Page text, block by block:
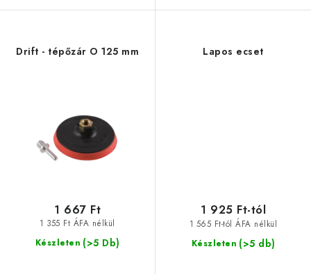
Drift - tépőzár O 125 mm
Készleten (>5 Db)
1 355 Ft ÁFA nélkül
1 667 Ft
Lapos ecset
Készleten (>5 db)
1 565 Ft-tól ÁFA nélkül
1 925 Ft-tól